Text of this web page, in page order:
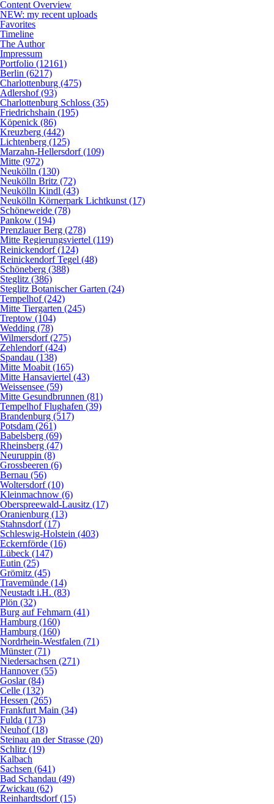
Content Overview
NEW: my recent uploads
Favorites
Timeline
The Author
Impressum
Portfolio (12161)
Berlin (6217)
Charlottenburg (475)
Adlershof (93)
Charlottenburg Schloss (35)
Friedrichshain (195)
Köpenick (86)
Kreuzberg (442)
Lichtenberg (125)
Marzahn-Hellersdorf (109)
Mitte (972)
Neukölln (130)
Neukölln Britz (72)
Neukölln Kindl (43)
Neukölln Körnerpark Lichtkunst (17)
Schöneweide (78)
Pankow (194)
Prenzlauer Berg (278)
Mitte Regierungsviertel (119)
Reinickendorf (124)
Reinickendorf Tegel (48)
Schöneberg (388)
Steglitz (386)
Steglitz Botanischer Garten (24)
Tempelhof (242)
Mitte Tiergarten (245)
Treptow (104)
Wedding (78)
Wilmersdorf (275)
Zehlendorf (424)
Spandau (138)
Mitte Moabit (165)
Mitte Hansaviertel (43)
Weissensee (59)
Mitte Gesundbrunnen (81)
Tempelhof Flughafen (39)
Brandenburg (517)
Potsdam (261)
Babelsberg (69)
Rheinsberg (47)
Neuruppin (8)
Grossbeeren (6)
Bernau (56)
Woltersdorf (10)
Kleinmachnow (6)
Oberspreewald-Lausitz (17)
Oranienburg (13)
Stahnsdorf (17)
Schleswig-Holstein (403)
Eckernförde (16)
Lübeck (147)
Eutin (25)
Grömitz (45)
Travemünde (14)
Neustadt i.H. (83)
Plön (32)
Burg auf Fehmarn (41)
Hamburg (160)
Hamburg (160)
Nordrhein-Westfalen (71)
Münster (71)
Niedersachsen (271)
Hannover (55)
Goslar (84)
Celle (132)
Hessen (265)
Frankfurt Main (34)
Fulda (173)
Neuhof (18)
Steinau an der Strasse (20)
Schlitz (19)
Kalbach
Sachsen (641)
Bad Schandau (49)
Zwickau (62)
Reinhardtsdorf (15)